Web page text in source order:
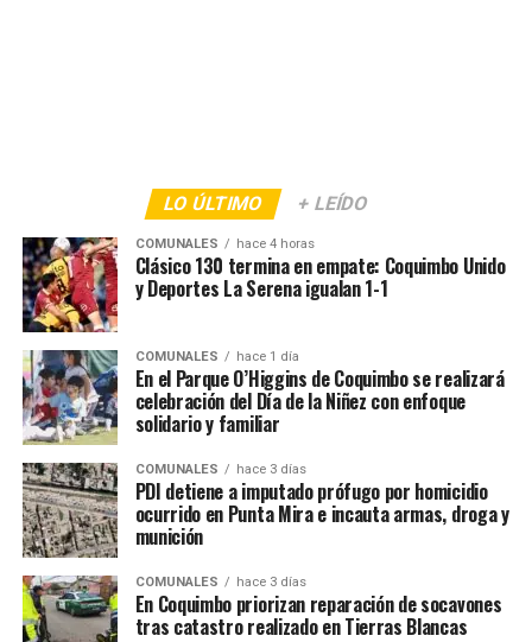
LO ÚLTIMO + LEÍDO
COMUNALES hace 4 horas
Clásico 130 termina en empate: Coquimbo Unido
y Deportes La Serena igualan 1-1
COMUNALES hace 1 día
En el Parque O’Higgins de Coquimbo se realizará
celebración del Día de la Niñez con enfoque
solidario y familiar
COMUNALES hace 3 días
PDI detiene a imputado prófugo por homicidio
ocurrido en Punta Mira e incauta armas, droga y
munición
COMUNALES hace 3 días
En Coquimbo priorizan reparación de socavones
tras catastro realizado en Tierras Blancas